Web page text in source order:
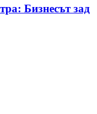
Бизнесът зад